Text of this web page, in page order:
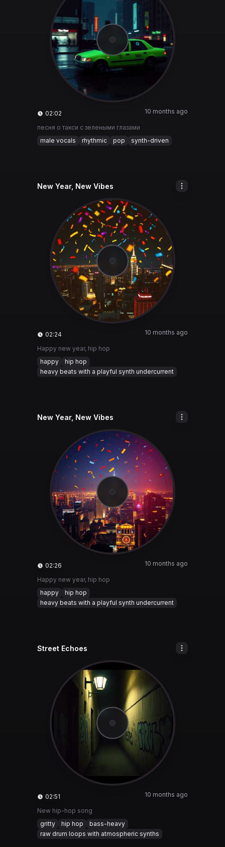
02:02 10 months ago
песня о такси с зелеными глазами
male vocals
rhythmic pop synth-driven
New Year, New Vibes
02:24 10 months ago
Happy new year, hip hop
happy
hip hop
heavy beats with a playful synth undercurrent
New Year, New Vibes
02:26 10 months ago
Happy new year, hip hop
happy
hip hop
heavy beats with a playful synth undercurrent
Street Echoes
02:51 10 months ago
New hip-hop song
gritty
hip hop
bass-heavy
raw drum loops with atmospheric synths